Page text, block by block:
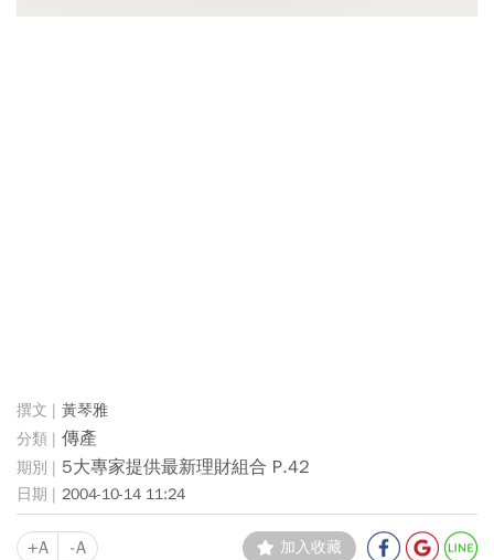
黃琴雅
傳產
5大專家提供最新理財組合 P.42
2004-10-14 11:24
+A -A 加入收藏